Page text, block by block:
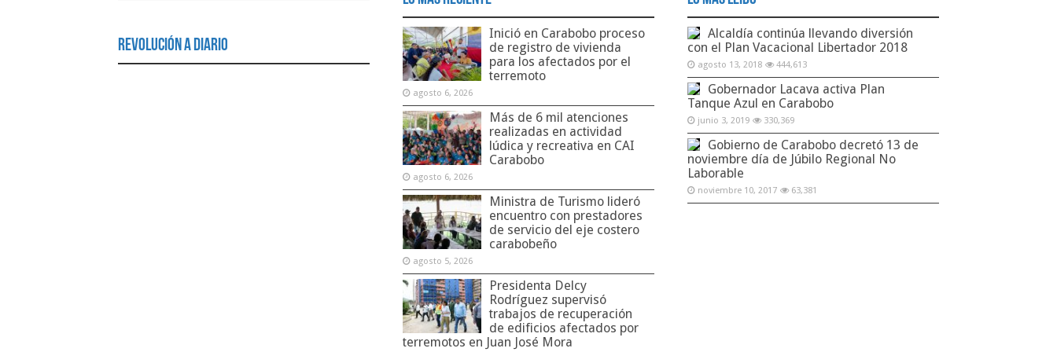
Revolución a Diario
Inició en Carabobo proceso
de registro de vivienda
para los afectados por el
terremoto
agosto 6, 2026
Más de 6 mil atenciones
realizadas en actividad
lúdica y recreativa en CAI
Carabobo
agosto 6, 2026
Ministra de Turismo lideró
encuentro con prestadores
de servicio del eje costero
carabobeño
agosto 5, 2026
Presidenta Delcy
Rodríguez supervisó
trabajos de recuperación
de edificios afectados por
terremotos en Juan José Mora
Alcaldía continúa llevando diversión
con el Plan Vacacional Libertador 2018
agosto 13, 2018 444,613
Gobernador Lacava activa Plan
Tanque Azul en Carabobo
junio 3, 2019 330,369
Gobierno de Carabobo decretó 13 de
noviembre día de Júbilo Regional No
Laborable
noviembre 10, 2017 63,381